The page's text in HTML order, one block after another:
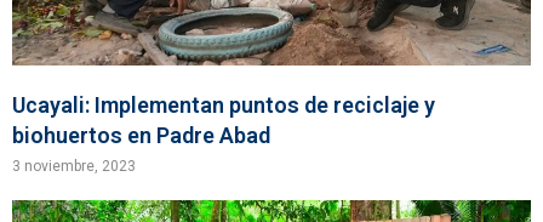
Ucayali: Implementan puntos de reciclaje y
biohuertos en Padre Abad
3 noviembre, 2023